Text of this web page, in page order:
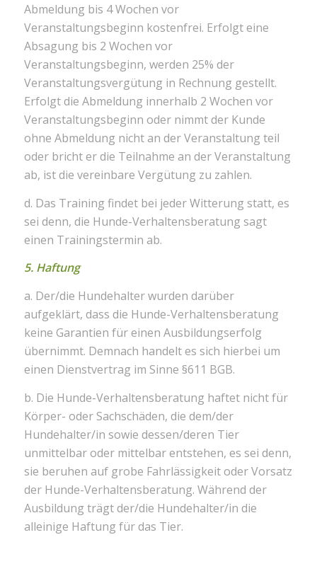
Abmeldung bis 4 Wochen vor
Veranstaltungsbeginn kostenfrei. Erfolgt eine
Absagung bis 2 Wochen vor
Veranstaltungsbeginn, werden 25% der
Veranstaltungsvergütung in Rechnung gestellt.
Erfolgt die Abmeldung innerhalb 2 Wochen vor
Veranstaltungsbeginn oder nimmt der Kunde
ohne Abmeldung nicht an der Veranstaltung teil
oder bricht er die Teilnahme an der Veranstaltung
ab, ist die vereinbare Vergütung zu zahlen.
d. Das Training findet bei jeder Witterung statt, es
sei denn, die Hunde-Verhaltensberatung sagt
einen Trainingstermin ab.
5. Haftung
a. Der/die Hundehalter wurden darüber
aufgeklärt, dass die Hunde-Verhaltensberatung
keine Garantien für einen Ausbildungserfolg
übernimmt. Demnach handelt es sich hierbei um
einen Dienstvertrag im Sinne §611 BGB.
b. Die Hunde-Verhaltensberatung haftet nicht für
Körper- oder Sachschäden, die dem/der
Hundehalter/in sowie dessen/deren Tier
unmittelbar oder mittelbar entstehen, es sei denn,
sie beruhen auf grobe Fahrlässigkeit oder Vorsatz
der Hunde-Verhaltensberatung. Während der
Ausbildung trägt der/die Hundehalter/in die
alleinige Haftung für das Tier.